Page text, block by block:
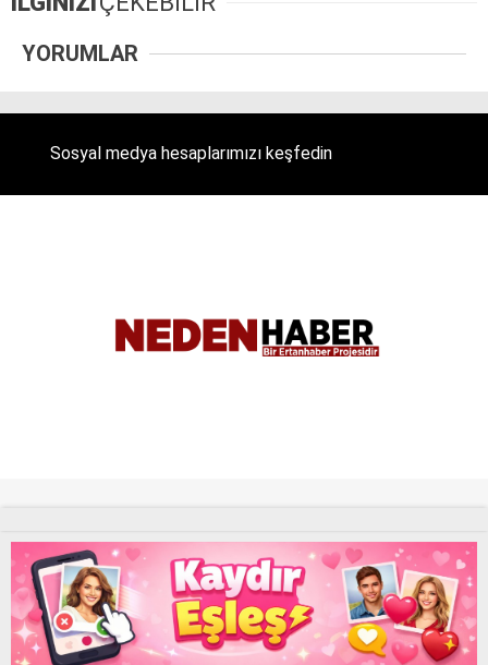
YORUMLAR
Sosyal medya hesaplarımızı keşfedin
haber Uyap Eş Zamanlı Sorgu Hatası Çözümü